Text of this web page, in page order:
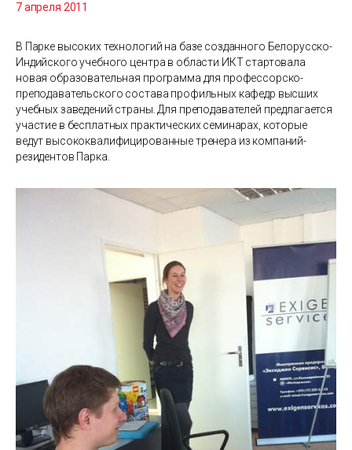
7 апреля 2011
В Парке высоких технологий на базе созданного Белорусско-
Индийского учебного центра в области ИКТ стартовала
новая образовательная программа для профессорско-
преподавательского состава профильных кафедр высших
учебных заведений страны. Для преподавателей предлагается
участие в бесплатных практических семинарах, которые
ведут высококвалифицированные тренера из компаний-
резидентов Парка.